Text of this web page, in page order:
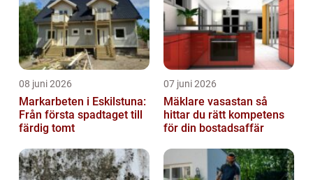
08 juni 2026
Markarbeten i Eskilstuna:
Från första spadtaget till
färdig tomt
07 juni 2026
Mäklare vasastan så
hittar du rätt kompetens
för din bostadsaffär